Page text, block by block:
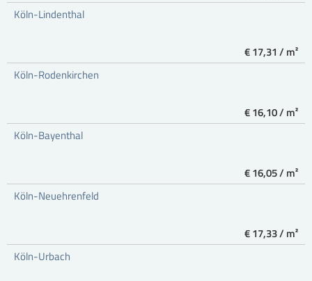
Köln-Lindenthal
€ 17,31 / m²
Köln-Rodenkirchen
€ 16,10 / m²
Köln-Bayenthal
€ 16,05 / m²
Köln-Neuehrenfeld
€ 17,33 / m²
Köln-Urbach